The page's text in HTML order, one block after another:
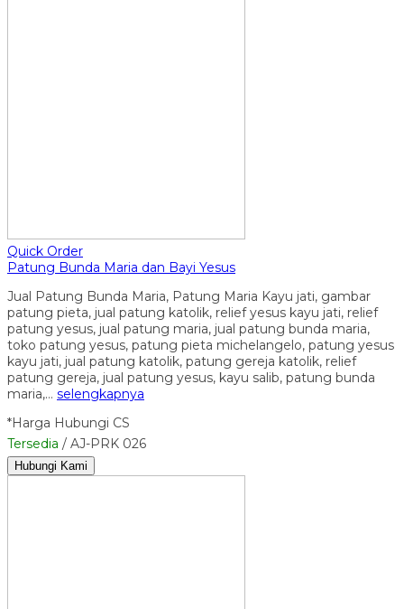
Quick Order
Patung Bunda Maria dan Bayi Yesus
Jual Patung Bunda Maria, Patung Maria Kayu jati, gambar
patung pieta, jual patung katolik, relief yesus kayu jati, relief
patung yesus, jual patung maria, jual patung bunda maria,
toko patung yesus, patung pieta michelangelo, patung yesus
kayu jati, jual patung katolik, patung gereja katolik, relief
patung gereja, jual patung yesus, kayu salib, patung bunda
maria,… selengkapnya
*Harga Hubungi CS
Tersedia / AJ-PRK 026
Hubungi Kami